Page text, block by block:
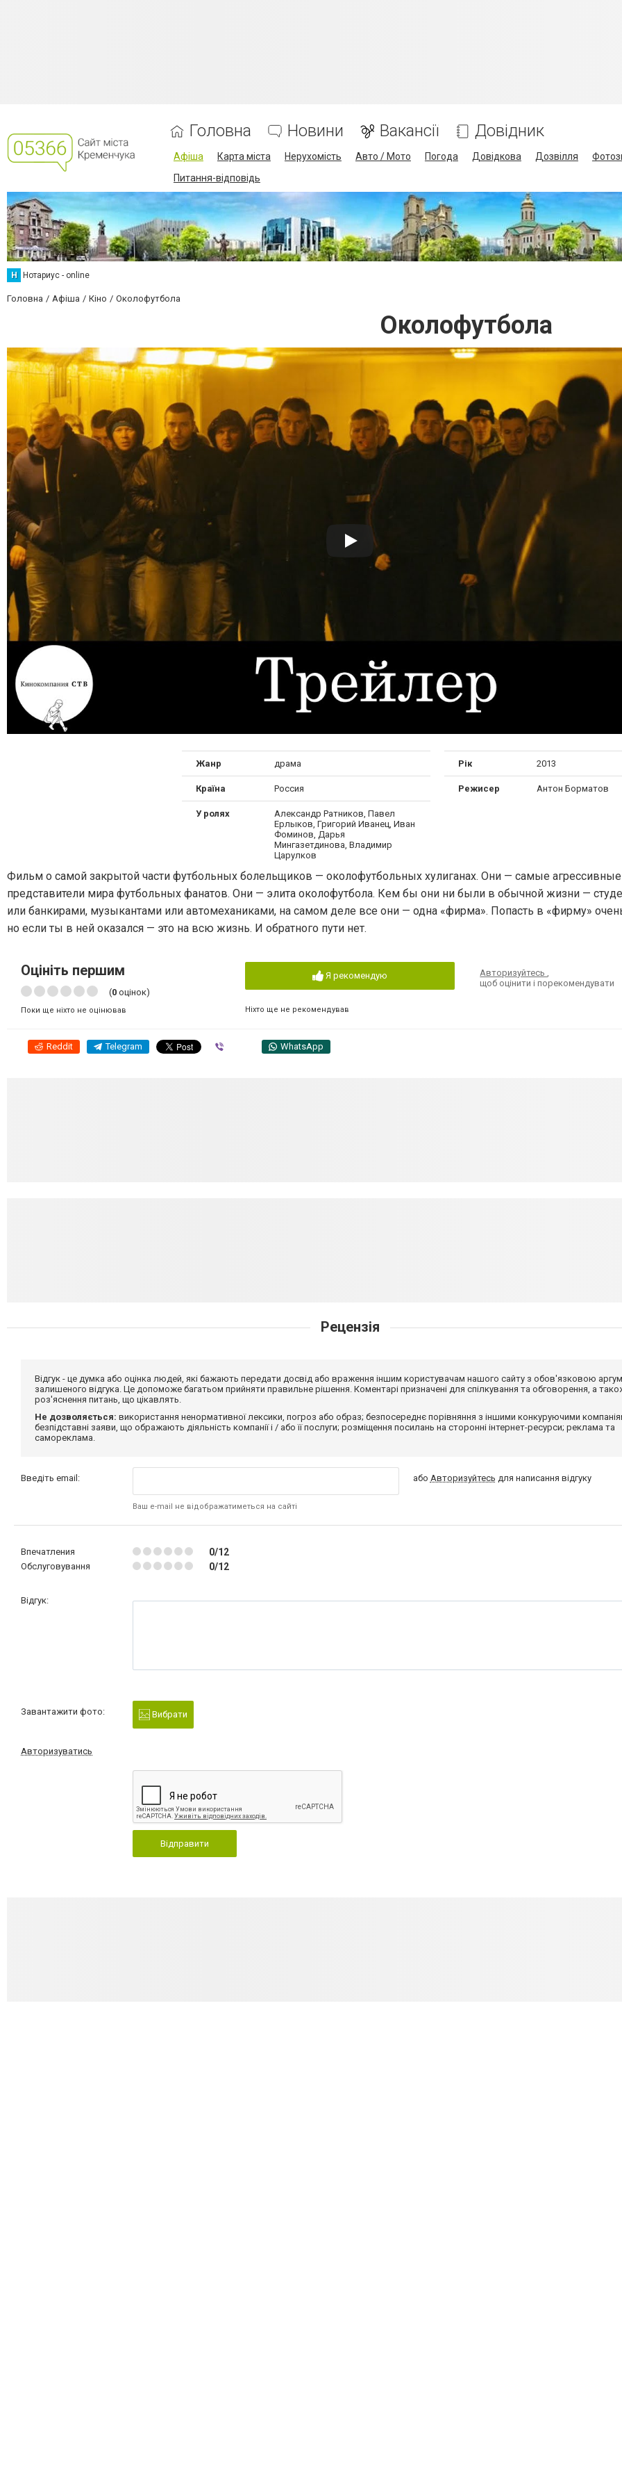
Головна Новини Вакансії Довідник
Афіша Карта міста Нерухомість Авто / Мото Погода Довідкова Дозвілля
Питання-відповідь
Н Нотариус - online
Головна Афіша Кіно Околофутбола
Околофутбола
Жанр драма
Країна Россия
У ролях
Александр Ратников, Павел
Ерлыков, Григорий Иванец, Иван
Фоминов, Дарья
Мингазетдинова, Владимир
Царулков
Рік 2013
Режисер Антон Борматов
Фильм о самой закрытой части футбольных болельщиков — околофутбольных хулиганах. Они — самые
представители мира футбольных фанатов. Они — элита околофутбола. Кем бы они ни были в обычной жизни —
или банкирами, музыкантами или автомеханиками, на самом деле все они — одна «фирма». Попасть в «фирму»
но если ты в ней оказался — это на всю жизнь. И обратного пути нет.
Оцініть першим
(0 оцінок)
Поки ще ніхто не оцінював
Я рекомендую
Ніхто ще не рекомендував
Авторизуйтесь
щоб оцінити і порекомендувати
Reddit Telegram WhatsApp
Рецензія
Відгук - це думка або оцінка людей, які бажають передати досвід або враження іншим користувачам нашого сайту з обов'язковою
залишеного відгука. Це допоможе багатьом прийняти правильне рішення. Коментарі призначені для спілкування та обговорення, а
роз'яснення питань, що цікавлять.
Не дозволяється: використання ненормативної лексики, погроз або образ; безпосереднє порівняння з іншими конкуруючими
безпідставні заяви, що ображають діяльність компанії і / або її послуги; розміщення посилань на сторонні інтернет-ресурси; реклама та
самореклама.
Введіть email:
Ваш e-mail не відображатиметься на сайті
або Авторизуйтесь для написання відгуку
Впечатления 0/12
Обслуговування 0/12
Відгук:
Завантажити фото: Вибрати
Авторизуватись
Відправити